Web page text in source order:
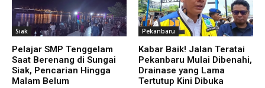
Siak
Pelajar SMP Tenggelam
Saat Berenang di Sungai
Siak, Pencarian Hingga
Malam Belum
Pekanbaru
Kabar Baik! Jalan Teratai
Pekanbaru Mulai Dibenahi,
Drainase yang Lama
Tertutup Kini Dibuka